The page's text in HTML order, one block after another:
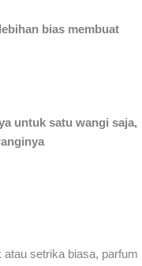
bias membuat
untuk satu wangi saja,
setrika biasa, parfum